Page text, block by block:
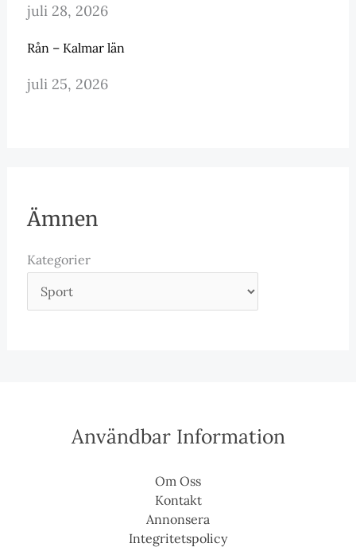
juli 28, 2026
Rån – Kalmar län
juli 25, 2026
Ämnen
Kategorier
Användbar Information
Om Oss
Kontakt
Annonsera
Integritetspolicy